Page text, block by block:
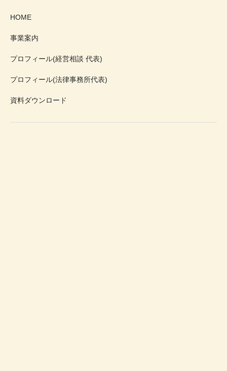
HOME
事業案内
プロフィール(経営相談 代表)
プロフィール(法律事務所代表)
資料ダウンロード